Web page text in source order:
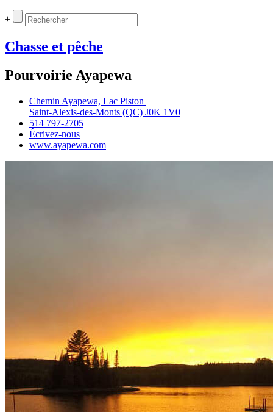
+
Chasse et pêche
Pourvoirie Ayapewa
Chemin Ayapewa, Lac Piston
Saint‑Alexis‑des‑Monts (QC) J0K 1V0
514 797‑2705
Écrivez‑nous
www.ayapewa.com